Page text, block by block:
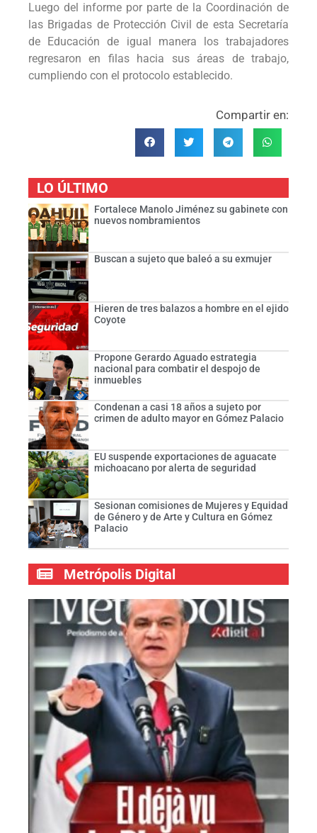
Luego del informe por parte de la Coordinación de
las Brigadas de Protección Civil de esta Secretaría
de Educación de igual manera los trabajadores
regresaron en filas hacia sus áreas de trabajo,
cumpliendo con el protocolo establecido.
Compartir en:
LO ÚLTIMO
Fortalece Manolo Jiménez su gabinete con
nuevos nombramientos
Buscan a sujeto que baleó a su exmujer
Hieren de tres balazos a hombre en el ejido
Coyote
Propone Gerardo Aguado estrategia
nacional para combatir el despojo de
inmuebles
Condenan a casi 18 años a sujeto por
crimen de adulto mayor en Gómez Palacio
EU suspende exportaciones de aguacate
michoacano por alerta de seguridad
Sesionan comisiones de Mujeres y Equidad
de Género y de Arte y Cultura en Gómez
Palacio
Metrópolis Digital